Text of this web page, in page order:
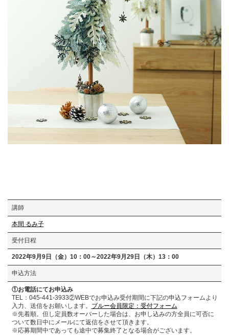
講師
本間 るみ子
受付日程
2022年9月9日（金）10：00～2022年9月29日（木）13：00
申込方法
①お電話にてお申込み
TEL：045-441-3933②WEBでお申込み受付期間に下記の申込フォームより
入力、送信をお願いします。
ブルー会員限定：受付フォーム
※先着順。但し定員数オーバーした場合は、お申し込みの方全員に可否に
ついて数日中にメールにて返信をさせて頂きます。
※応募期間中であっても途中で募集終了となる場合がございます。